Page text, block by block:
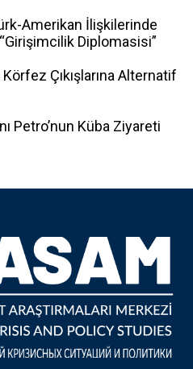
Amerikan İlişkilerinde
Diplomasisi”
Çıkışlarına Alternatif
Petro’nun Küba Ziyareti